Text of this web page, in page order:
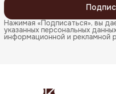
Нажимая «Подписаться», вы
указанных персональных
информационной и рекламной